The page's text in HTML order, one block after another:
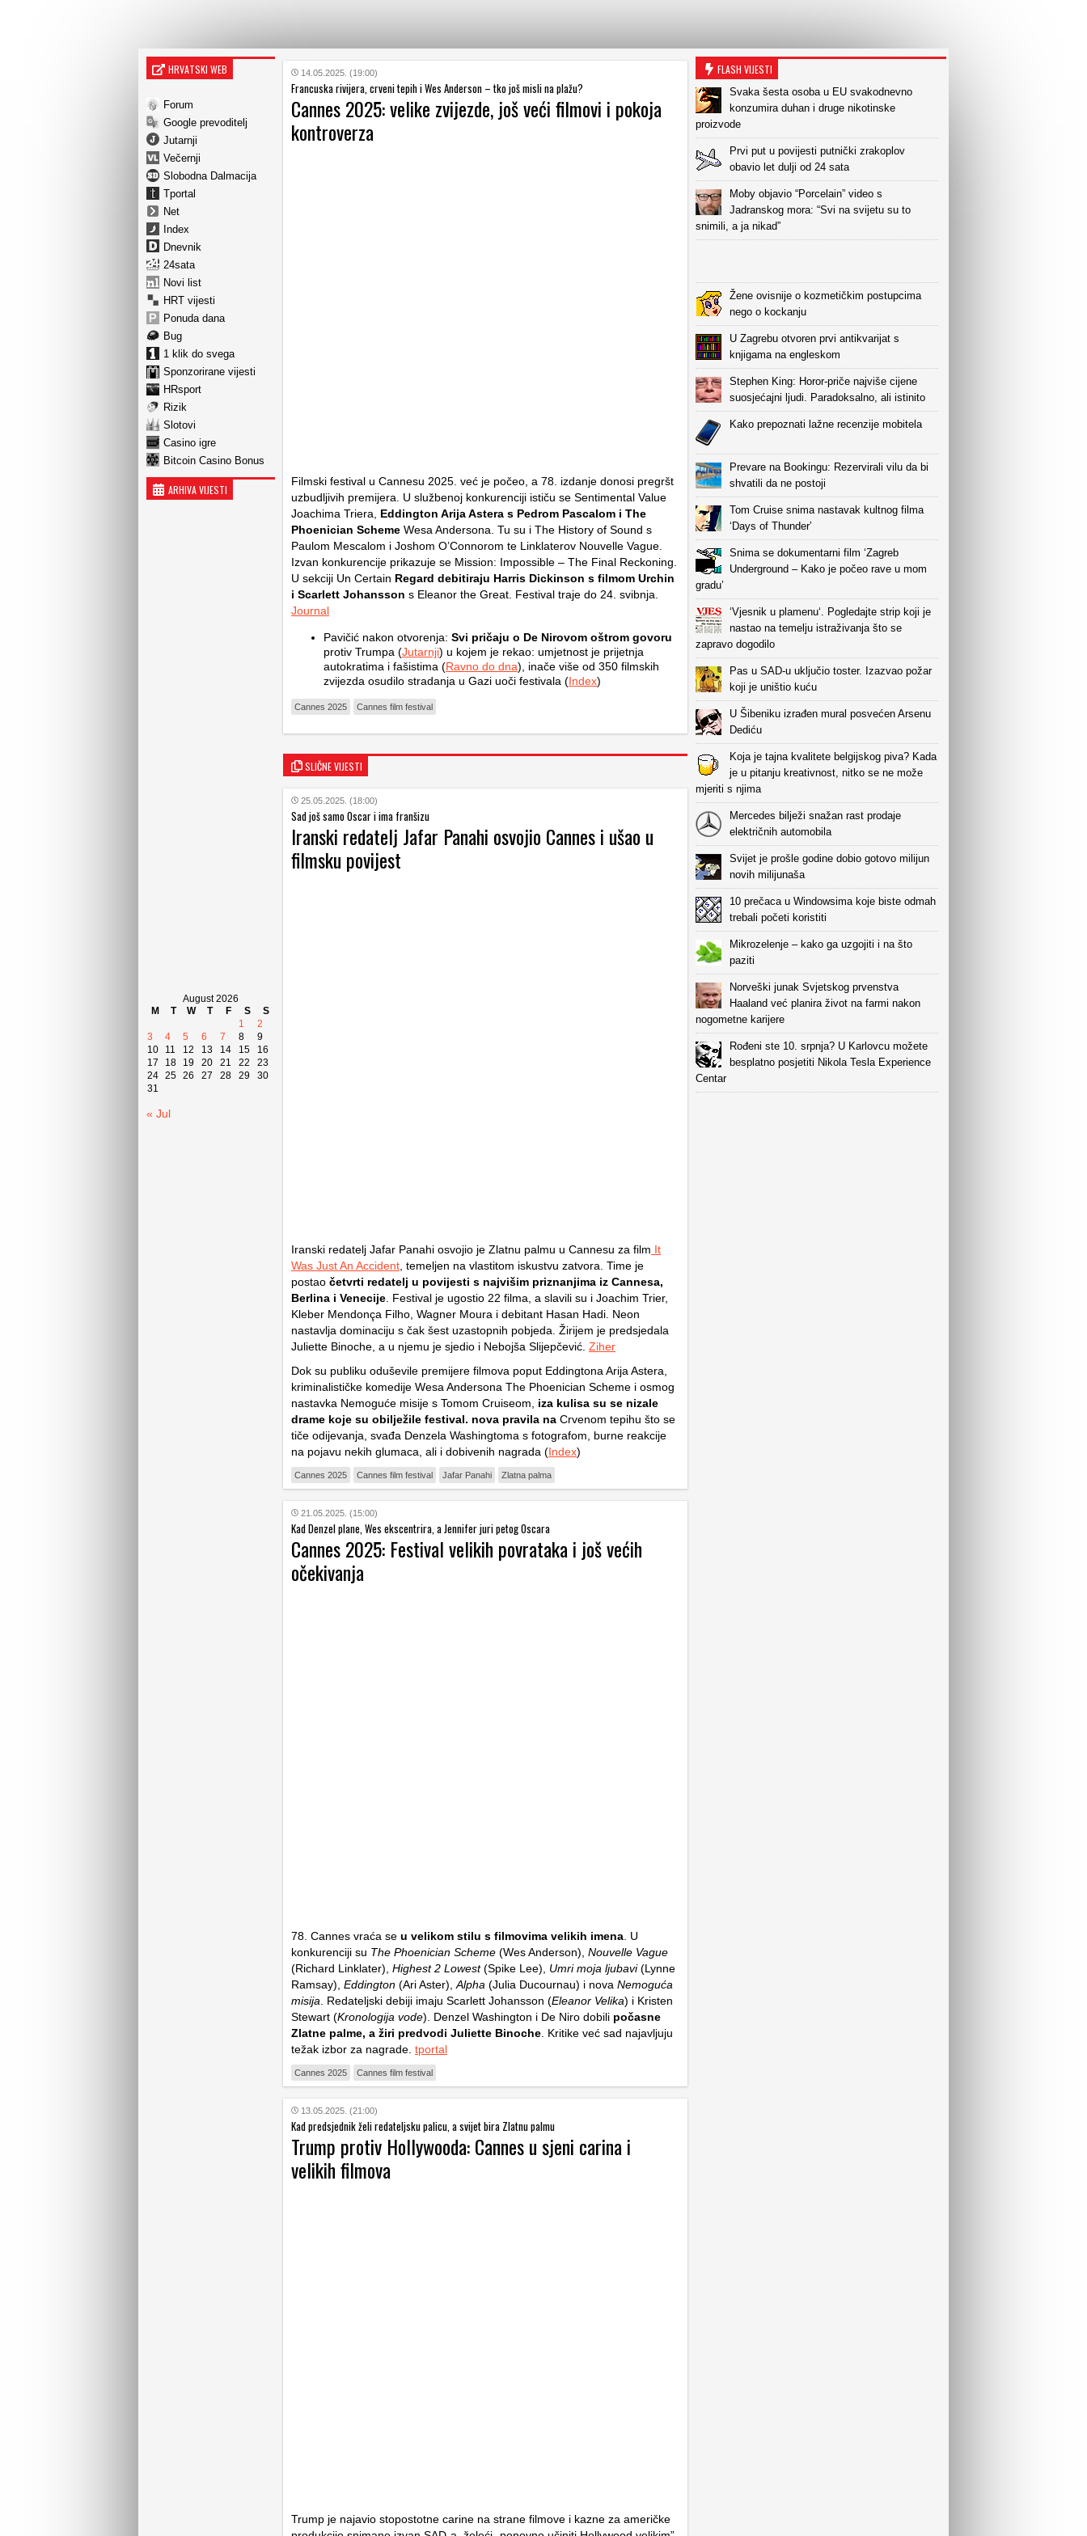
HRVATSKI WEB
Forum
Google prevoditelj
Jutarnji
Večernji
Slobodna Dalmacija
Tportal
Net
Index
Dnevnik
24sata
Novi list
HRT vijesti
Ponuda dana
Bug
1 klik do svega
Sponzorirane vijesti
HRsport
Rizik
Slotovi
Casino igre
Bitcoin Casino Bonus
ARHIVA VIJESTI
August 2026
M
T W T F S
S
1
2
3
4 5 6 7 8
9
10
11 12 13 14 15
16
17
18 19 20 21 22
23
24 25 26 27 28 29
30
31
« Jul
14.05.2025. (19:00)
Francuska rivijera, crveni tepih i Wes Anderson – tko još misli na plažu?
Cannes 2025: velike zvijezde, još veći filmovi i pokoja
kontroverza
Filmski festival u Cannesu 2025. već je počeo, a 78. izdanje donosi pregršt
uzbudljivih premijera. U službenoj konkurenciji ističu se Sentimental Value
Joachima Triera, Eddington Arija Astera s Pedrom Pascalom i The
Phoenician Scheme Wesa Andersona. Tu su i The History of Sound s
Paulom Mescalom i Joshom O’Connorom te Linklaterov Nouvelle Vague.
Izvan konkurencije prikazuje se Mission: Impossible – The Final Reckoning.
U sekciji Un Certain Regard debitiraju Harris Dickinson s filmom Urchin
i Scarlett Johansson s Eleanor the Great. Festival traje do 24. svibnja.
Journal
Pavičić nakon otvorenja: Svi pričaju o De Nirovom oštrom govoru
protiv Trumpa (Jutarnji) u kojem je rekao: umjetnost je prijetnja
autokratima i fašistima (Ravno do dna), inače više od 350 filmskih
zvijezda osudilo stradanja u Gazi uoči festivala (Index)
Cannes 2025 Cannes film festival
SLIČNE VIJESTI
25.05.2025. (18:00)
Sad još samo Oscar i ima franšizu
Iranski redatelj Jafar Panahi osvojio Cannes i ušao u
filmsku povijest
Iranski redatelj Jafar Panahi osvojio je Zlatnu palmu u Cannesu za film It
Was Just An Accident, temeljen na vlastitom iskustvu zatvora. Time je
postao četvrti redatelj u povijesti s najvišim priznanjima iz Cannesa,
Berlina i Venecije. Festival je ugostio 22 filma, a slavili su i Joachim Trier,
Kleber Mendonça Filho, Wagner Moura i debitant Hasan Hadi. Neon
nastavlja dominaciju s čak šest uzastopnih pobjeda. Žirijem je predsjedala
Juliette Binoche, a u njemu je sjedio i Nebojša Slijepčević. Ziher
Dok su publiku oduševile premijere filmova poput Eddingtona Arija Astera,
kriminalističke komedije Wesa Andersona The Phoenician Scheme i osmog
nastavka Nemoguće misije s Tomom Cruiseom, iza kulisa su se nizale
drame koje su obilježile festival. nova pravila na Crvenom tepihu što se
tiče odijevanja, svađa Denzela Washingtoma s fotografom, burne reakcije
na pojavu nekih glumaca, ali i dobivenih nagrada (Index)
Cannes 2025 Cannes film festival Jafar Panahi Zlatna palma
21.05.2025. (15:00)
Kad Denzel plane, Wes ekscentrira, a Jennifer juri petog Oscara
Cannes 2025: Festival velikih povrataka i još većih
očekivanja
78. Cannes vraća se u velikom stilu s filmovima velikih imena. U
konkurenciji su The Phoenician Scheme (Wes Anderson), Nouvelle Vague
(Richard Linklater), Highest 2 Lowest(Spike Lee), Umri moja ljubavi(Lynne
Ramsay), Eddington (Ari Aster),Alpha (Julia Ducournau) i nova Nemoguća
misija. Redateljski debiji imaju Scarlett Johansson (Eleanor Velika) i Kristen
Stewart (Kronologija vode). Denzel Washington i De Niro dobili počasne
Zlatne palme, a žiri predvodi Juliette Binoche. Kritike već sad najavljuju
težak izbor za nagrade. tportal
Cannes 2025 Cannes film festival
13.05.2025. (21:00)
Kad predsjednik želi redateljsku palicu, a svijet bira Zlatnu palmu
Trump protiv Hollywooda: Cannes u sjeni carina i
velikih filmova
Trump je najavio stopostotne carine na strane filmove i kazne za američke
FLASH VIJESTI
Svaka šesta osoba u EU svakodnevno
konzumira duhan i druge nikotinske
proizvode
Prvi put u povijesti putnički zrakoplov
obavio let dulji od 24 sata
Moby objavio “Porcelain” video s
Jadranskog mora: “Svi na svijetu su to
snimili, a ja nikad”
Žene ovisnije o kozmetičkim postupcima
nego o kockanju
U Zagrebu otvoren prvi antikvarijat s
knjigama na engleskom
Stephen King: Horor-priče najviše cijene
suosjećajni ljudi. Paradoksalno, ali istinito
Kako prepoznati lažne recenzije mobitela
Prevare na Bookingu: Rezervirali vilu da bi
shvatili da ne postoji
Tom Cruise snima nastavak kultnog filma
‘Days of Thunder’
Snima se dokumentarni film ‘Zagreb
Underground – Kako je počeo rave u mom
gradu’
‘Vjesnik u plamenu‘. Pogledajte strip koji je
nastao na temelju istraživanja što se
zapravo dogodilo
Pas u SAD-u uključio toster. Izazvao požar
koji je uništio kuću
U Šibeniku izrađen mural posvećen Arsenu
Dediću
Koja je tajna kvalitete belgijskog piva? Kada
je u pitanju kreativnost, nitko se ne može
mjeriti s njima
Mercedes bilježi snažan rast prodaje
električnih automobila
Svijet je prošle godine dobio gotovo milijun
novih milijunaša
10 prečaca u Windowsima koje biste odmah
trebali početi koristiti
Mikrozelenje – kako ga uzgojiti i na što
paziti
Norveški junak Svjetskog prvenstva
Haaland već planira život na farmi nakon
nogometne karijere
Rođeni ste 10. srpnja? U Karlovcu možete
besplatno posjetiti Nikola Tesla Experience
Centar